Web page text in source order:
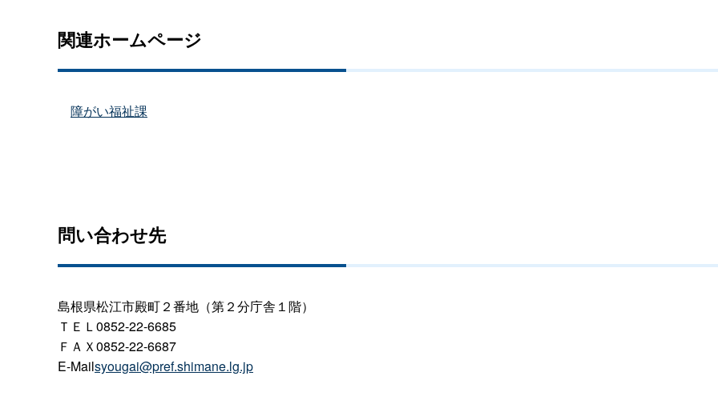
関連ホームページ
障がい福祉課
問い合わせ先
島根県松江市殿町２番地（第２分庁舎１階）
ＴＥＬ0852-22-6685
ＦＡＸ0852-22-6687
E-Mailsyougai@pref.shimane.lg.jp